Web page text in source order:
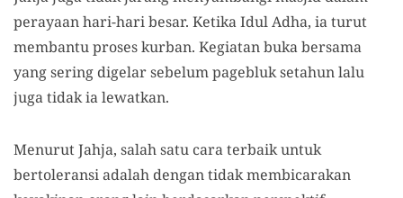
perayaan hari-hari besar. Ketika Idul Adha, ia turut
membantu proses kurban. Kegiatan buka bersama
yang sering digelar sebelum pagebluk setahun lalu
juga tidak ia lewatkan.
Menurut Jahja, salah satu cara terbaik untuk
bertoleransi adalah dengan tidak membicarakan